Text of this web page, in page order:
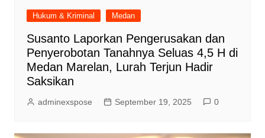
Hukum & Kriminal Medan
Susanto Laporkan Pengerusakan dan
Penyerobotan Tanahnya Seluas 4,5 H di
Medan Marelan, Lurah Terjun Hadir
Saksikan
adminexspose September 19, 2025 0